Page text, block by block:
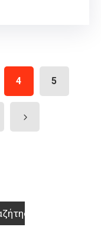
4 5